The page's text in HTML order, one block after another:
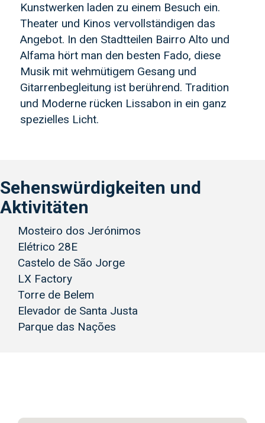
Kunstwerken laden zu einem Besuch ein.
Theater und Kinos vervollständigen das
Angebot. In den Stadtteilen Bairro Alto und
Alfama hört man den besten Fado, diese
Musik mit wehmütigem Gesang und
Gitarrenbegleitung ist berührend. Tradition
und Moderne rücken Lissabon in ein ganz
spezielles Licht.
Sehenswürdigkeiten und
Aktivitäten
Mosteiro dos Jerónimos
Elétrico 28E
Castelo de São Jorge
LX Factory
Torre de Belem
Elevador de Santa Justa
Parque das Nações